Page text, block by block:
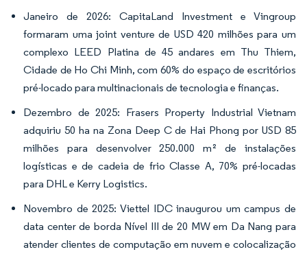
Janeiro de 2026: CapitaLand Investment e Vingroup
formaram uma joint venture de USD 420 milhões para um
complexo LEED Platina de 45 andares em Thu Thiem,
Cidade de Ho Chi Minh, com 60% do espaço de escritórios
pré-locado para multinacionais de tecnologia e finanças.
Dezembro de 2025: Frasers Property Industrial Vietnam
adquiriu 50 ha na Zona Deep C de Hai Phong por USD 85
milhões para desenvolver 250.000 m² de instalações
logísticas e de cadeia de frio Classe A, 70% pré-locadas
para DHL e Kerry Logistics.
Novembro de 2025: Viettel IDC inaugurou um campus de
data center de borda Nível III de 20 MW em Da Nang para
atender clientes de computação em nuvem e colocalização